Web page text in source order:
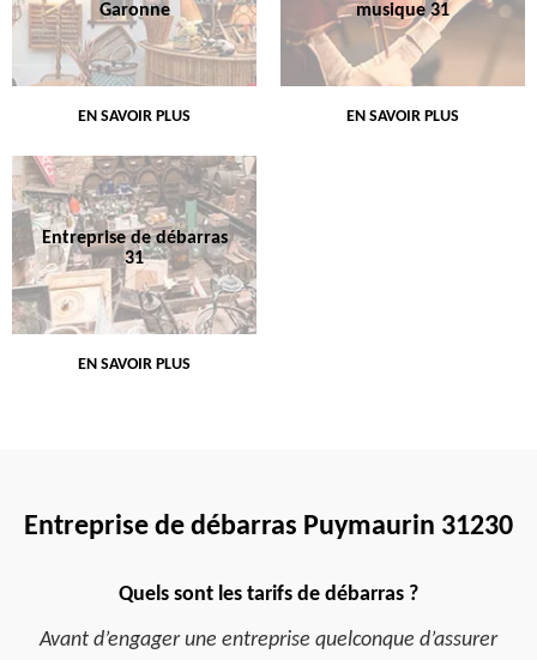
Garonne
EN SAVOIR PLUS
musique 31
EN SAVOIR PLUS
Entreprise de débarras
31
EN SAVOIR PLUS
Entreprise de débarras Puymaurin 31230
Quels sont les tarifs de débarras ?
Avant d’engager une entreprise quelconque d’assurer